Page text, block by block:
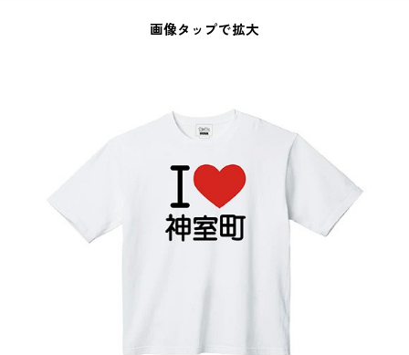
画像タップで拡大